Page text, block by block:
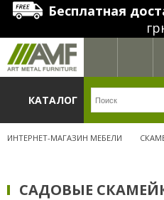
Бесплатная
КАТАЛОГ
ИНТЕРНЕТ-МАГАЗИН МЕБЕЛИ
САДОВЫЕ